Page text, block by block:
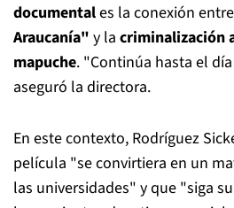
documentales la conexión
Araucanía" y la criminalización
mapuche. "Continúa hasta el
aseguró la directora.
En este contexto, Rodríguez
película "se convirtiera en un
las universidades" y que "siga